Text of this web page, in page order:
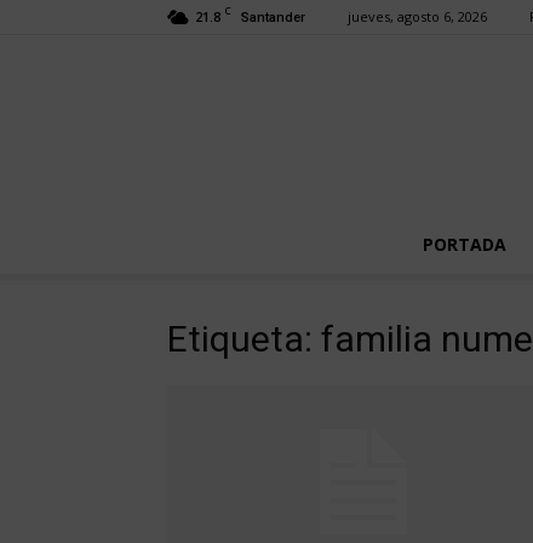
21.8 C Santander jueves, agosto 6, 2026
PORTADA
Etiqueta: familia